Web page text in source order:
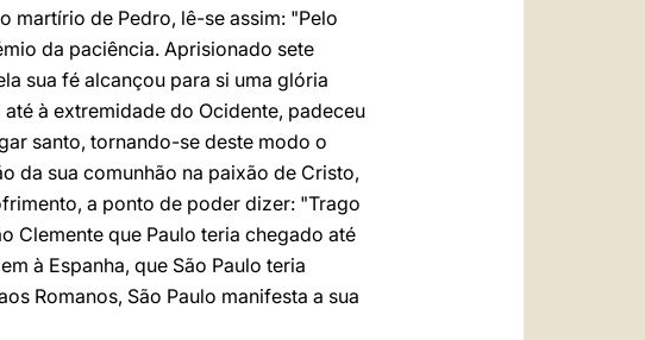
martírio de Pedro, lê-se assim: "Pelo
da paciência. Aprisionado sete
sua fé alcançou para si uma glória
à extremidade do Ocidente, padeceu
santo, tornando-se deste modo o
da sua comunhão na paixão de Cristo,
a ponto de poder dizer: "Trago
Clemente que Paulo teria chegado até
à Espanha, que São Paulo teria
Romanos, São Paulo manifesta a sua